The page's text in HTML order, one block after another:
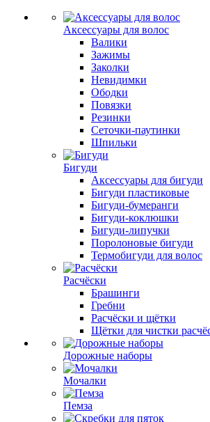
Аксессуары для волос
Валики
Зажимы
Заколки
Невидимки
Ободки
Повязки
Резинки
Сеточки-паутинки
Шпильки
Бигуди
Аксессуары для бигуди
Бигуди пластиковые
Бигуди-бумеранги
Бигуди-коклюшки
Бигуди-липучки
Поролоновые бигуди
Термобигуди для волос
Расчёски
Брашинги
Гребни
Расчёски и щётки
Щётки для чистки
Дорожные наборы
Мочалки
Пемза